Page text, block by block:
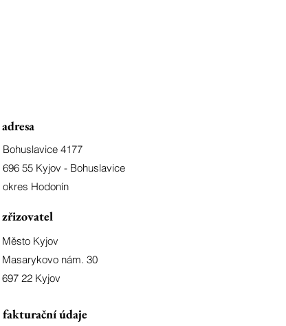
adresa
Bohuslavice 4177
696 55 Kyjov - Bohuslavice
okres Hodonín
zřizovatel
Město Kyjov
Masarykovo nám. 30
697 22 Kyjov
fakturační údaje